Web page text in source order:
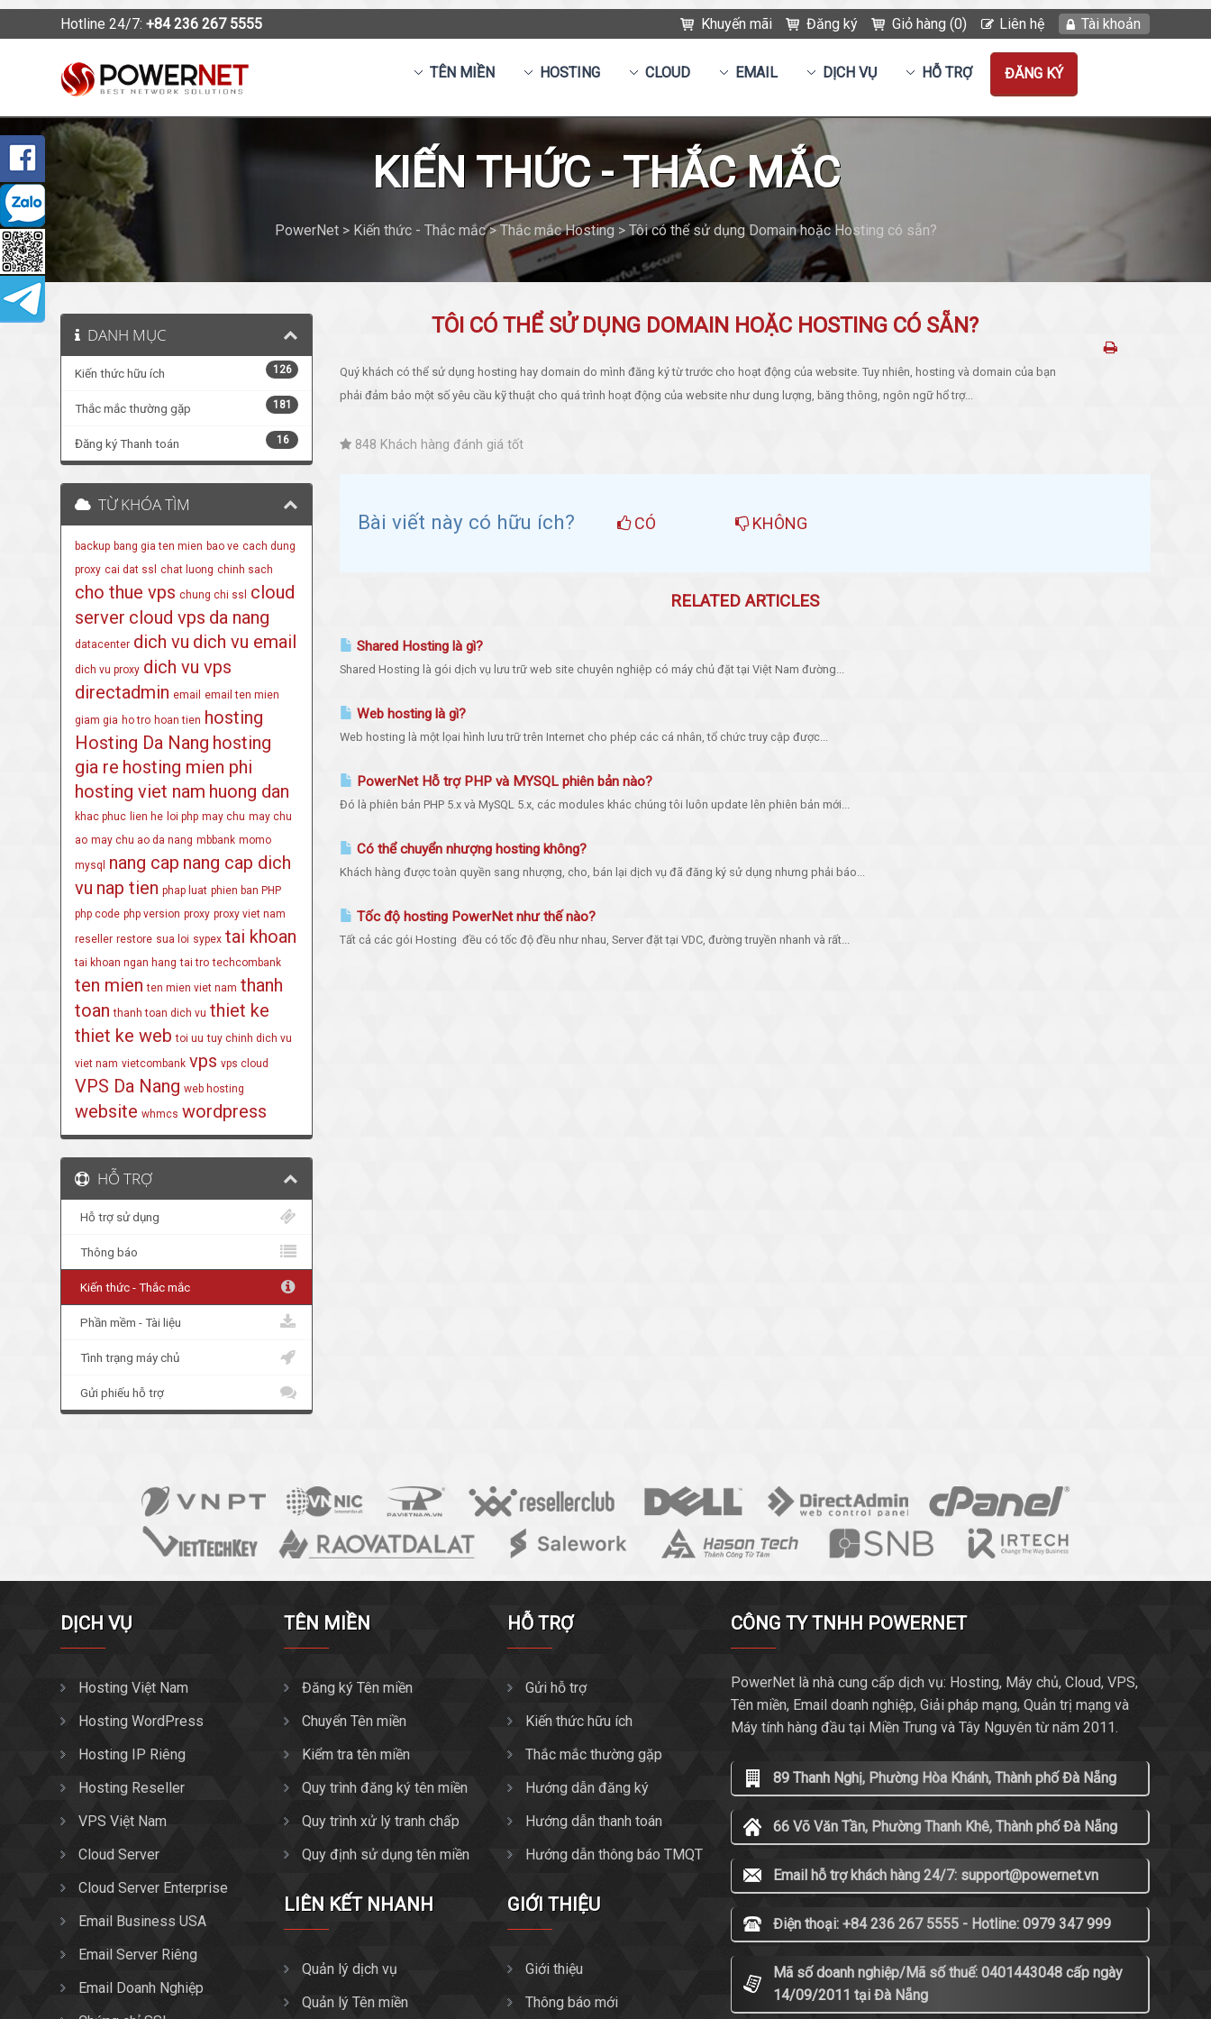
Hotline 24/7:+84 236 267 5555 Khuyến mãi Đăng ký Giỏ hàng (0) Liên hệ Tài khoản
TÊN MIỀN HOSTING CLOUD EMAIL DỊCH VỤ HỖ TRỢ ĐĂNG KÝ
KIẾN THỨC - THẮC MẮC
PowerNet > Kiến thức - Thắc mắc > Thắc mắc Hosting > Tôi có thể sử dụng Domain hoặc Hosting có sẵn?
DANH MỤC
126
Kiến thức hữu ích
181
Thắc mắc thường gặp
16
Đăng ký Thanh toán
TÔI CÓ THỂ SỬ DỤNG DOMAIN HOẶC HOSTING CÓ SẴN?
Quý khách có thể sử dụng hosting hay domain do mình đăng ký từ trước cho hoạt động của website. Tuy nhiên, hosting và domain của bạn
phải đảm bảo một số yêu cầu kỹ thuật cho quá trình hoạt động của website như dung lượng, băng thông, ngôn ngữ hổ trợ...
848 Khách hàng đánh giá tốt
Bài viết này có hữu ích? CÓ KHÔNG
RELATED ARTICLES
Shared Hosting là gì?
Shared Hosting là gói dịch vụ lưu trữ web site chuyên nghiệp có máy chủ đặt tại Việt Nam đường...
Web hosting là gì?
Web hosting là một lọai hình lưu trữ trên Internet cho phép các cá nhân, tổ chức truy cập được...
PowerNet Hỗ trợ PHP và MYSQL phiên bản nào?
Đó là phiên bản PHP 5.x và MySQL 5.x, các modules khác chúng tôi luôn update lên phiên bản mới...
Có thể chuyển nhượng hosting không?
Khách hàng được toàn quyền sang nhượng, cho, bán lại dịch vụ đã đăng ký sử dụng nhưng phải báo...
Tốc độ hosting PowerNet như thế nào?
Tất cả các gói Hosting đều có tốc độ đều như nhau, Server đặt tại VDC, đường truyền nhanh và rất...
TỪ KHÓA TÌM
backup bang gia ten mien bao ve cach dung
proxy cai dat ssl chat luong chinh sach
cho thue vps chung chi ssl
cloud
server cloud vps da nang
datacenter dich vu dich vu email
dich vu proxy dich vu vps
directadmin email
email ten mien
giam gia ho tro hoan tien hosting
Hosting Da Nang hosting
gia re hosting mien phi
hosting viet nam huong dan
khac phuc lien he loi php may chu may chu
ao may chu ao da nang mbbank momo
mysql
nang cap nang cap dich
vu nap tien phap luat phien ban PHP
php code php version proxy proxy viet nam
reseller restore sua loi sypex tai khoan
tai khoan ngan hang tai tro techcombank
ten mien ten mien viet nam thanh
toan thanh toan dich vu thiet ke
thiet ke web toi uu tuy chinh dich vu
viet nam vietcombank vps vps cloud
VPS Da Nang web hosting
website whmcs wordpress
HỖ TRỢ
Hỗ trợ sử dụng
Thông báo
Kiến thức - Thắc mắc
Phần mềm - Tài liệu
Tình trạng máy chủ
Gửi phiếu hỗ trợ
DỊCH VỤ
Hosting Việt Nam
Hosting WordPress
Hosting IP Riêng
Hosting Reseller
VPS Việt Nam
Cloud Server
Cloud Server Enterprise
Email Business USA
Email Server Riêng
Email Doanh Nghiệp
TÊN MIỀN
Đăng ký Tên miền
Chuyển Tên miền
Kiểm tra tên miền
Quy trình đăng ký tên miền
Quy trình xử lý tranh chấp
Quy định sử dụng tên miền
LIÊN KẾT NHANH
Quản lý dịch vụ
Quản lý Tên miền
HỖ TRỢ
Gửi hỗ trợ
Kiến thức hữu ích
Thắc mắc thường gặp
Hướng dẫn đăng ký
Hướng dẫn thanh toán
Hướng dẫn thông báo TMQT
GIỚI THIỆU
Giới thiệu
Thông báo mới
CÔNG TY TNHH POWERNET
PowerNet là nhà cung cấp dịch vụ: Hosting, Máy chủ, Cloud, VPS,
Tên miền, Email doanh nghiệp, Giải pháp mạng, Quản trị mạng và
Máy tính hàng đầu tại Miền Trung và Tây Nguyên từ năm 2011.
89 Thanh Nghị, Phường Hòa Khánh, Thành phố Đà Nẵng
66 Võ Văn Tần, Phường Thanh Khê, Thành phố Đà Nẵng
Email hỗ trợ khách hàng 24/7: support@powernet.vn
Điện thoại: +84 236 267 5555 - Hotline: 0979 347 999
Mã số doanh nghiệp/Mã số thuế: 0401443048 cấp ngày
14/09/2011 tại Đà Nẵng